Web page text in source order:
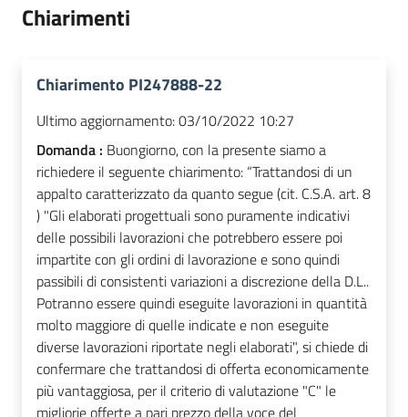
Chiarimenti
Chiarimento PI247888-22
Ultimo aggiornamento:03/10/2022 10:27
Domanda : Buongiorno, con la presente siamo a
richiedere il seguente chiarimento: “Trattandosi di un
appalto caratterizzato da quanto segue (cit. C.S.A. art. 8
) "Gli elaborati progettuali sono puramente indicativi
delle possibili lavorazioni che potrebbero essere poi
impartite con gli ordini di lavorazione e sono quindi
passibili di consistenti variazioni a discrezione della D.L..
Potranno essere quindi eseguite lavorazioni in quantità
molto maggiore di quelle indicate e non eseguite
diverse lavorazioni riportate negli elaborati", si chiede di
confermare che trattandosi di offerta economicamente
più vantaggiosa, per il criterio di valutazione "C" le
migliorie offerte a pari prezzo della voce del